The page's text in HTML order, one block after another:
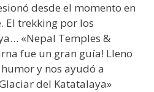
desde el momento en
El trekking por los
«Nepal Temples &
fue un gran guía! Lleno
y nos ayudó a
del Katatalaya»